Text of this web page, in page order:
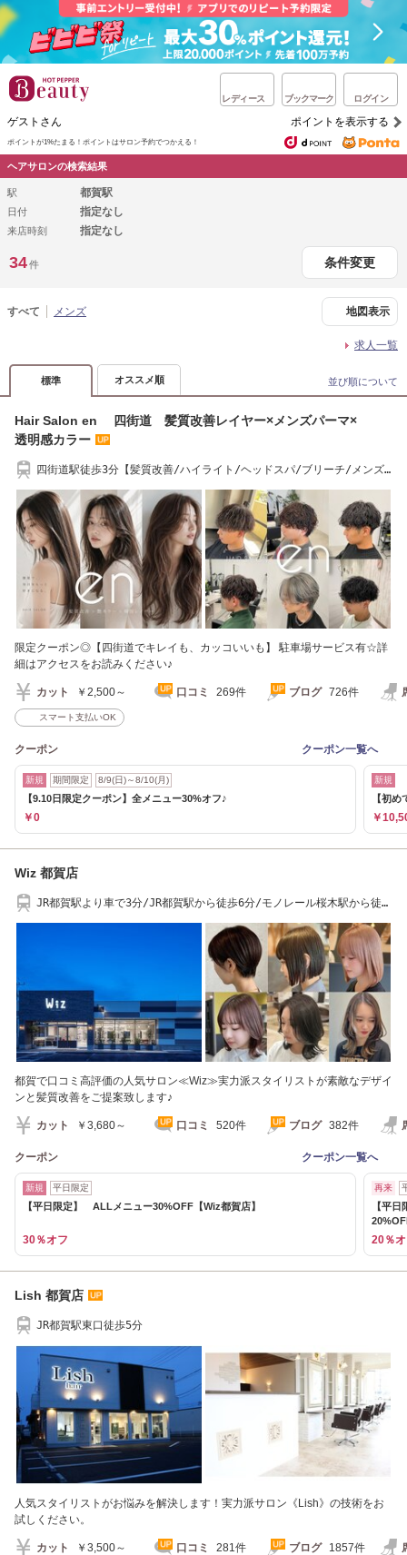
レディース ブックマーク ログイン
ゲストさん ポイントを表示する
ポイントが1%たまる！ ポイントはサロン予約でつかえる！
ヘアサロンの検索結果
駅 都賀駅
日付 指定なし
来店時刻 指定なし
34件 条件変更
すべて メンズ 地図表示
求人一覧
標準 オススメ順 並び順について
Hair Salon en 四街道 髪質改善レイヤー×メンズパーマ×
透明感カラー
四街道駅徒歩3分【髪質改善/ハイライト/ヘッドスパ/ブリーチ/メンズ
限定クーポン◎【四街道でキレイも、カッコいいも】 駐車場サービス有☆詳
細はアクセスをお読みください♪
カット ￥2,500～ 口コミ 269件 ブログ 726件
スマート支払いOK
クーポン クーポン一覧へ
新規 期間限定 8/9(日)～8/10(月)
【9.10日限定クーポン】全メニュー30%オフ♪
￥0
新規
【初
￥
Wiz 都賀店
JR都賀駅より車で3分/JR都賀駅から徒歩6分/モノレール桜木駅から徒歩
都賀で口コミ高評価の人気サロン≪Wiz≫実力派スタイリストが素敵なデザイ
ンと髪質改善をご提案致します♪
カット ￥3,680～ 口コミ 520件 ブログ 382件
クーポン クーポン一覧へ
新規 平日限定
【平日限定】 ALLメニュー30%OFF【Wiz都賀店】
30％オフ
再来
【平
20％
Lish 都賀店
JR都賀駅東口徒歩5分
人気スタイリストがお悩みを解決します！実力派サロン《Lish》の技術をお
試しください。
カット ￥3,500～ 口コミ 281件 ブログ 1857件